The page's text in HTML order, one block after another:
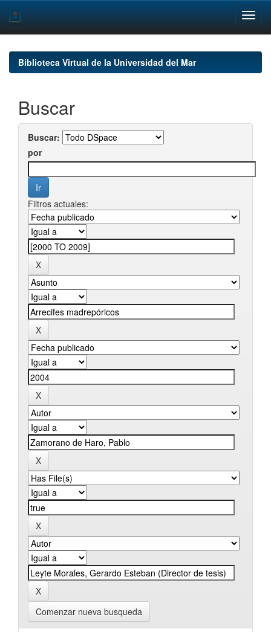
navigationBiblioteca Virtual de la Universidad del Mar
Buscar
Buscar:
por
Filtros actuales:
Comenzar nueva busqueda